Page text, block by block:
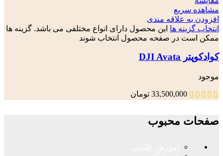
مشاهده سریع
افزودن به علاقه مندی
انتخاب گزینه ها این محصول دارای انواع مختلفی می باشد. گزینه ها
ممکن است در صفحه محصول انتخاب شوند
کوادکوپتر DJI Avata
موجود
33,500,000 تومان
صفحات محبوب